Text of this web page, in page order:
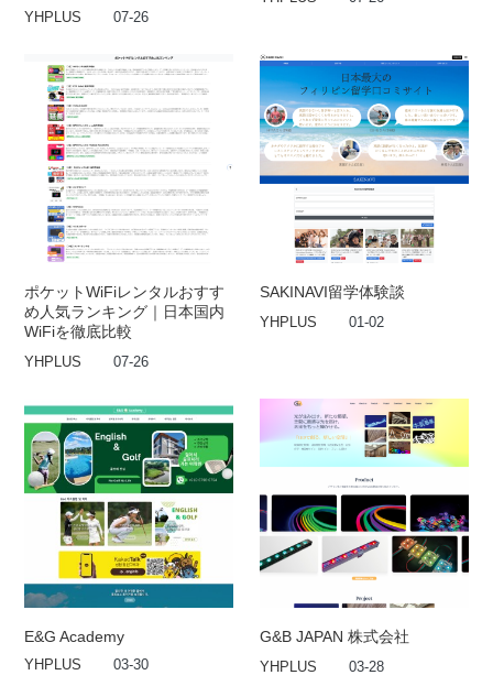
YHPLUS 07-26
ポケットWiFiレンタルおすす
め人気ランキング｜日本国内
WiFiを徹底比較
YHPLUS 07-26
SAKINAVI留学体験談
YHPLUS 01-02
E&G Academy
YHPLUS 03-30
G&B JAPAN 株式会社
YHPLUS 03-28